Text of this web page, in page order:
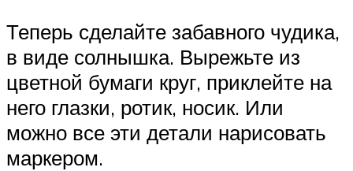
Теперь сделайте забавного чудика,
в виде солнышка. Вырежьте из
цветной бумаги круг, приклейте на
него глазки, ротик, носик. Или
можно все эти детали нарисовать
маркером.